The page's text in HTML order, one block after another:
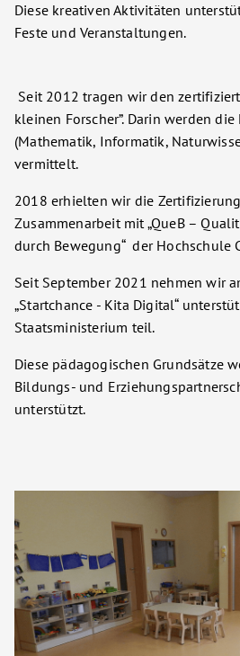
Diese kreativen Aktivitäten
Feste und Veranstaltungen.
Seit 2012 tragen wir den
kleinen Forscher”. Darin werden die
(Mathematik, Informatik,
vermittelt.
2018 erhielten wir die
Zusammenarbeit mit „QueB –
durch Bewegung“ der Hochschule
Seit September 2021 nehmen wir
„Startchance - Kita Digital“
Staatsministerium teil.
Diese pädagogischen Grundsätze
Bildungs- und
unterstützt.